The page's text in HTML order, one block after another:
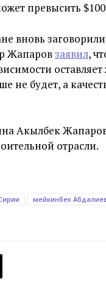
превысить
вновь
Жапаровзаявил,
не будет, а
Акылбек
отрасли.
мейкинбек